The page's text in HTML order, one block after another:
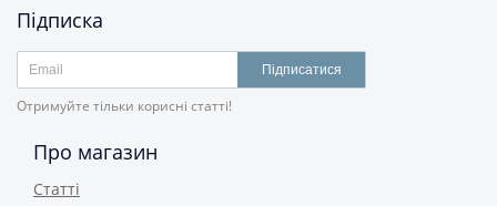
Підписка
Підписатися
Отримуйте тільки корисні статті!
Про магазин
Статті